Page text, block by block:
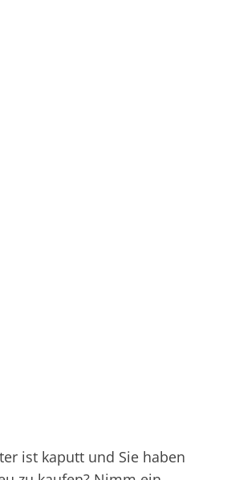
ist kaputt und Sie haben